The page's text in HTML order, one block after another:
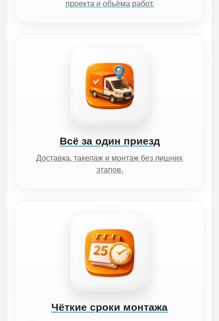
проекта и объёма работ.
Всё за один приезд
Доставка, такелаж и монтаж без лишних
этапов.
Чёткие сроки монтажа